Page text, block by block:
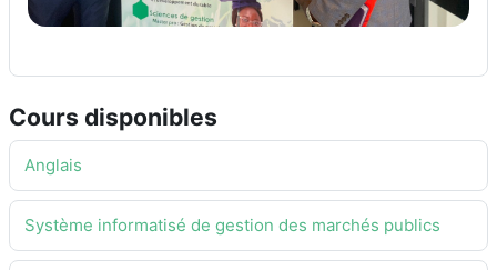
Cours disponibles
Anglais
Système informatisé de gestion des marchés publics